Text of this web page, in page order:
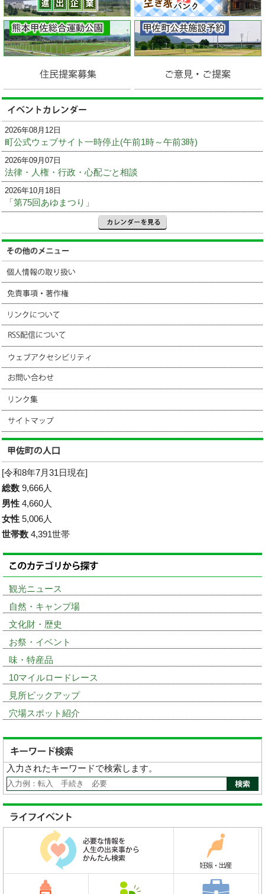
2026年08月12日
町公式ウェブサイト一時停止(午前1時～午前3時)
2026年09月07日
法律・人権・行政・心配ごと相談
2026年10月18日
「第75回あゆまつり」
[令和8年7月31日現在]
総数 9,666人
男性 4,660人
女性 5,006人
世帯数 4,391世帯
観光ニュース
自然・キャンプ場
文化財・歴史
お祭・イベント
味・特産品
10マイルロードレース
見所ピックアップ
穴場スポット紹介
入力されたキーワードで検索します。